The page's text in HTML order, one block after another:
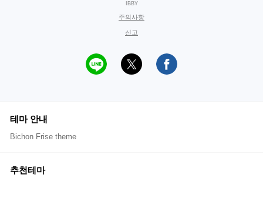
IBBY
주의사항
신고
테마 안내
Bichon Frise theme
추천테마